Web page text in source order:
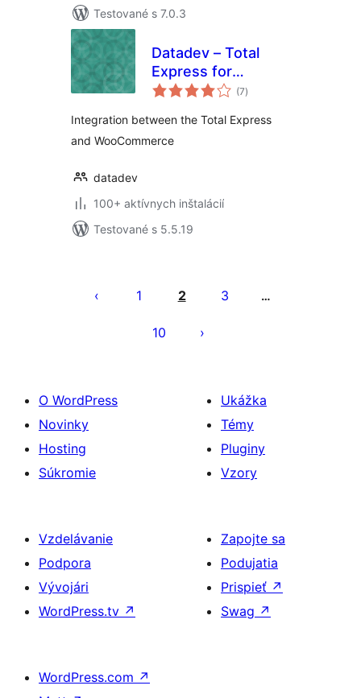
Testované s 7.0.3
Datadev – Total
Express for
WooCommerce
(7celkové
hodnotenie
)
Integration between the Total Express
and WooCommerce
datadev
100+ aktívnych inštalácií
Testované s 5.5.19
príspevkov
1 2 3 …
10
O WordPress
Novinky
Hosting
Súkromie
Ukážka
Témy
Pluginy
Vzory
Vzdelávanie
Podpora
Vývojári
WordPress.tv ↗
Zapojte sa
Podujatia
Prispieť ↗
Swag ↗
WordPress.com ↗